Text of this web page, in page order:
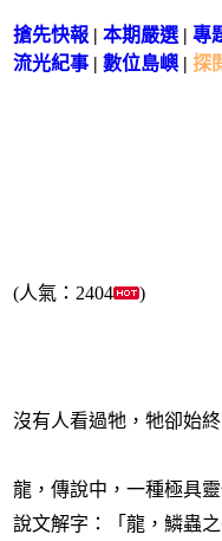
搶先快報 | 本期嚴選 | 專
流光紀事 | 數位島嶼 | 探
(人氣：2404 )
沒有人看過牠，牠卻始
龍，傳說中，一種極具
說文解字：「龍，鱗蟲